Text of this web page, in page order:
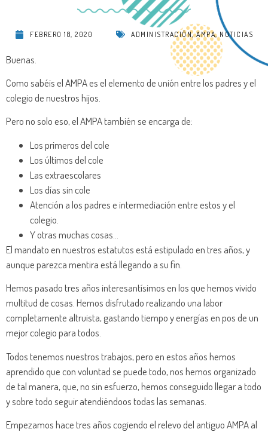
FEBRERO 18, 2020 ADMINISTRACIÓN,AMPA, NOTICIAS
Buenas.
Como sabéis el AMPA es el elemento de unión entre los padres y el
colegio de nuestros hijos.
Pero no solo eso, el AMPA también se encarga de:
Los primeros del cole
Los últimos del cole
Las extraescolares
Los días sin cole
Atención a los padres e intermediación entre estos y el
colegio.
Y otras muchas cosas…
El mandato en nuestros estatutos está estipulado en tres años, y
aunque parezca mentira está llegando a su fin.
Hemos pasado tres años interesantísimos en los que hemos vivido
multitud de cosas. Hemos disfrutado realizando una labor
completamente altruista, gastando tiempo y energías en pos de un
mejor colegio para todos.
Todos tenemos nuestros trabajos, pero en estos años hemos
aprendido que con voluntad se puede todo, nos hemos organizado
de tal manera, que, no sin esfuerzo, hemos conseguido llegar a todo
y sobre todo seguir atendiéndoos todas las semanas.
Empezamos hace tres años cogiendo el relevo del antiguo AMPA al